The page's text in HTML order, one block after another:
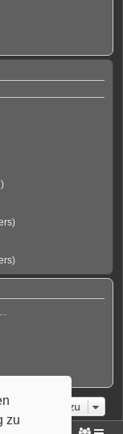
zu
Gehe zu